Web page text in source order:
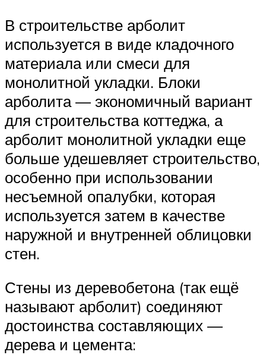
В строительстве арболит
используется в виде кладочного
материала или смеси для
монолитной укладки. Блоки
арболита — экономичный вариант
для строительства коттеджа, а
арболит монолитной укладки еще
больше удешевляет строительство,
особенно при использовании
несъемной опалубки, которая
используется затем в качестве
наружной и внутренней облицовки
стен.
Стены из деревобетона (так ещё
называют арболит) соединяют
достоинства составляющих —
дерева и цемента: